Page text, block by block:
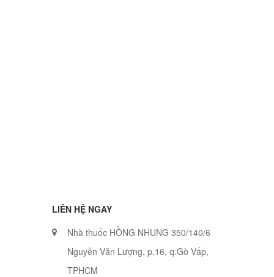
LIÊN HỆ NGAY
Nhà thuốc HỒNG NHUNG 350/140/6
Nguyễn Văn Lượng, p.16, q.Gò Vấp,
TPHCM